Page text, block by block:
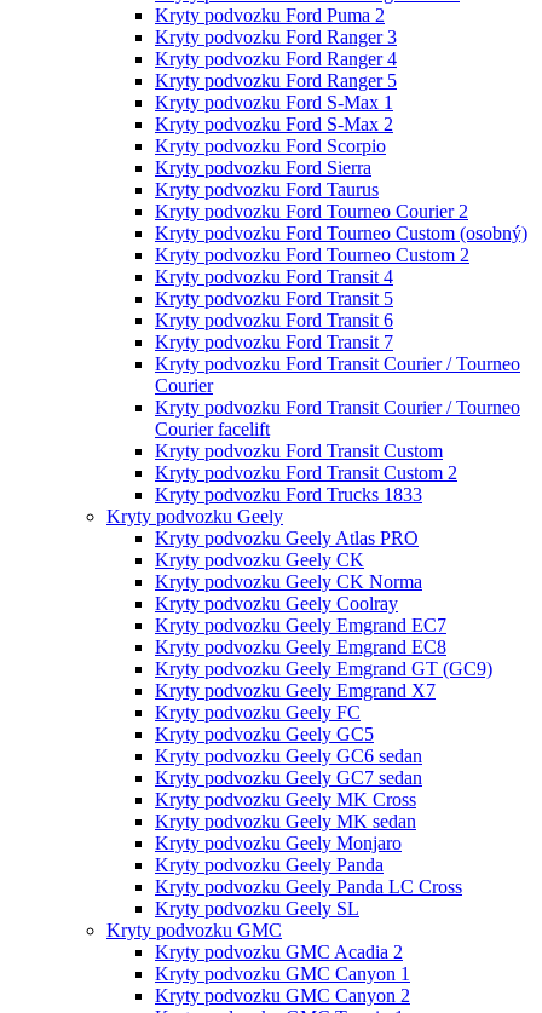
Kryty podvozku Ford Puma 2
Kryty podvozku Ford Ranger 3
Kryty podvozku Ford Ranger 4
Kryty podvozku Ford Ranger 5
Kryty podvozku Ford S-Max 1
Kryty podvozku Ford S-Max 2
Kryty podvozku Ford Scorpio
Kryty podvozku Ford Sierra
Kryty podvozku Ford Taurus
Kryty podvozku Ford Tourneo Courier 2
Kryty podvozku Ford Tourneo Custom (osobný)
Kryty podvozku Ford Tourneo Custom 2
Kryty podvozku Ford Transit 4
Kryty podvozku Ford Transit 5
Kryty podvozku Ford Transit 6
Kryty podvozku Ford Transit 7
Kryty podvozku Ford Transit Courier / Tourneo
Courier
Kryty podvozku Ford Transit Courier / Tourneo
Courier facelift
Kryty podvozku Ford Transit Custom
Kryty podvozku Ford Transit Custom 2
Kryty podvozku Ford Trucks 1833
Kryty podvozku Geely
Kryty podvozku Geely Atlas PRO
Kryty podvozku Geely CK
Kryty podvozku Geely CK Norma
Kryty podvozku Geely Coolray
Kryty podvozku Geely Emgrand EC7
Kryty podvozku Geely Emgrand EC8
Kryty podvozku Geely Emgrand GT (GC9)
Kryty podvozku Geely Emgrand X7
Kryty podvozku Geely FC
Kryty podvozku Geely GC5
Kryty podvozku Geely GC6 sedan
Kryty podvozku Geely GC7 sedan
Kryty podvozku Geely MK Cross
Kryty podvozku Geely MK sedan
Kryty podvozku Geely Monjaro
Kryty podvozku Geely Panda
Kryty podvozku Geely Panda LC Cross
Kryty podvozku Geely SL
Kryty podvozku GMC
Kryty podvozku GMC Acadia 2
Kryty podvozku GMC Canyon 1
Kryty podvozku GMC Canyon 2